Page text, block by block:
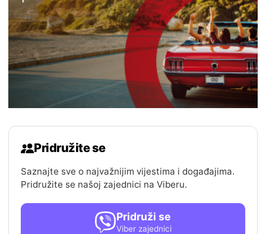
Pridružite se
Saznajte sve o najvažnijim vijestima i događajima.
Pridružite se našoj zajednici na Viberu.
Pridruži se
Viber zajednici